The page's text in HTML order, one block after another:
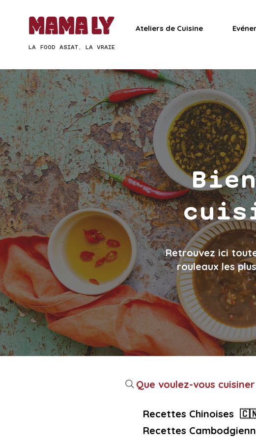
LA FOOD ASIAT, LA VRAIE
Ateliers de Cuisine
Retrouvez ici
rouleaux les
Que voulez-vous
Recettes Chinoises
Recettes